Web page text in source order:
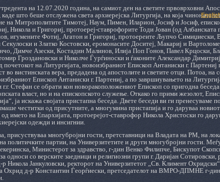
на 12.07.2020 година, на самиот ден на светите првоврховни
што беше отслужена света архиерејска Литургија, на која
на Митрополитите Тимотеј, Наум, Пимен, Иларион, Јосиф и Јосиф,
Никола и Григориј, протоереј-ставрофорите Тоди Јован (од Албанската
игумените Фотиј, Агатон и Григориј, протоереите Љупчо Симиџиески,
и Златко Костовски, еромонасите Доситеј, Макариј и
Димче Азески, Костадин Малинов, Илија Поп Гонов, Павел Крцоски,
Гроздановски и Николче Ѓурѓиноски и ѓаконите Александар
на Литургијата, новоизбраниот Епископ Антаниски г. Партениј
во вистинската вера, предадена од апостолите и светите отци. Потоа, на
Епископ Антаниски г. Партениј, а по завршиувањето на
Стефан се обрати кон новоракоположениот Епископ со пригодна
власт, но и на епископското служење. Откако го прими жезолот,
ја искажа својата пристапна беседа. Двете беседи ви ги пренесуваме
честитки од присутните, а многумина пристапија и го даруваа
името на Епархијата, протоерејот-ставрофор Никола Христоски го
одежди и инсигнии.
присуствуваа многубројни гости, претставници на Владата на РМ, на
политичките партии, на Универзитетите и други многубројни гости.
Министерот за здравство, г-дин Венко Филипче, Бискупот
односи со верските заедници и религиозни групи г. Даријан Сотировски,
Никола Јанкуловски, ректорот на Универзитетот „Св. Климент
Охрид д-р Константин Ѓеорѓиески, претседателот на ВМРО-ДПМНЕ г-